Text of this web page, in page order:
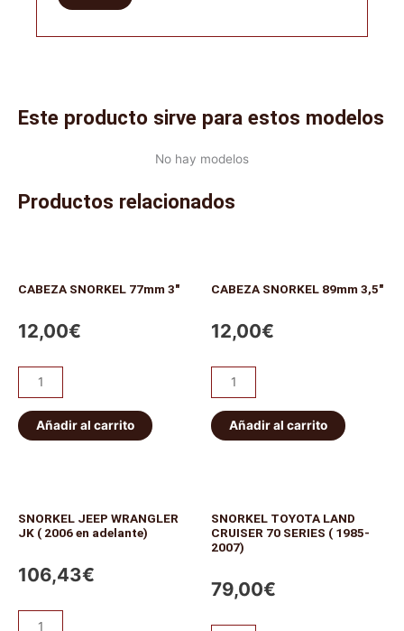
Este producto sirve para estos modelos
No hay modelos
Productos relacionados
CABEZA SNORKEL 77mm 3″
12,00€
Añadir al carrito
CABEZA SNORKEL 89mm 3,5″
12,00€
Añadir al carrito
SNORKEL JEEP WRANGLER
JK ( 2006 en adelante)
106,43€
SNORKEL TOYOTA LAND
CRUISER 70 SERIES ( 1985-
2007)
79,00€